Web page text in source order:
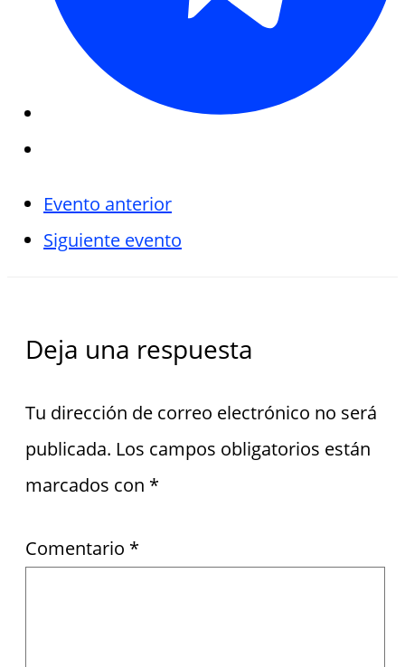
Evento anterior
Siguiente evento
Deja una respuesta
Tu dirección de correo electrónico no será
publicada. Los campos obligatorios están
marcados con *
Comentario *